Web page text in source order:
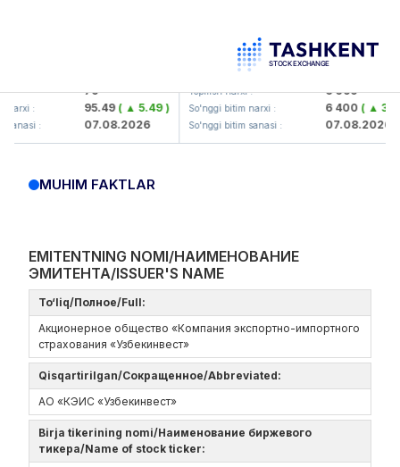
79
: 95.49( ▲ 5.49 )
: 07.08.2026
UZMK (<O'zmetkombinat> AJ)
Yopilish narxi : 6 099
So'nggi bitim narxi : 6 400( ▲
So'nggi bitim sanasi : 07.08.2026
MUHIM FAKTLAR
EMITENTNING NOMI/НАИМЕНОВАНИЕ
ЭМИТЕНТА/ISSUER'S NAME
To‘liq/Полное/Full:
Акционерное общество «Компания экспортно-импортного
страхования «Узбекинвест»
Qisqartirilgan/Сокращенное/Abbreviated:
АО «КЭИС «Узбекинвест»
Birja tikerining nomi/Наименование биржевого
тикера/Name of stock ticker: